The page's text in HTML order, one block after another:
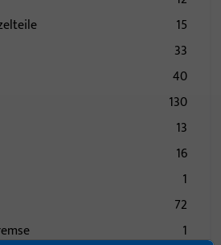
15
33
40
130
13
16
1
72
1